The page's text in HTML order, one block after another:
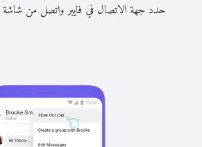
حدد جهة الاتصال في فايبر واتصل من شاشة